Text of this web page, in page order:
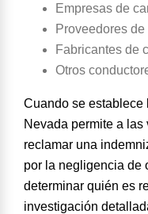
Empresas de
Proveedores
Fabricantes de
Otros
Cuando se establece
Nevada permite a
reclamar una
por la negligencia de
determinar quién es
investigación